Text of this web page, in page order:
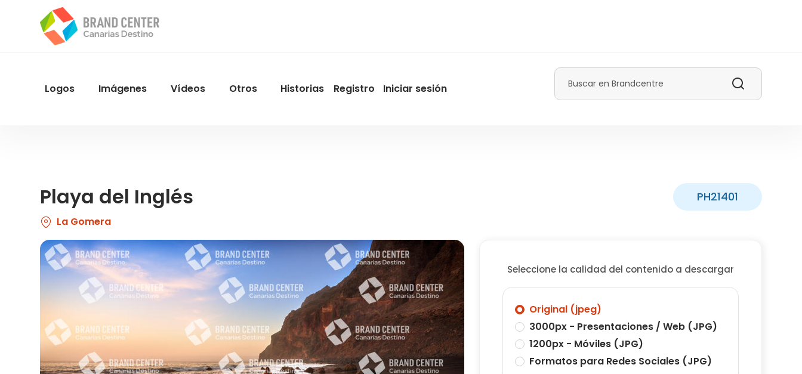
contenido
Menu
Logos Imágenes Vídeos Otros Historias
User
Registro Iniciar sesión
Buscar
Playa del Inglés PH21401
La Gomera
Seleccione la calidad del contenido a descargar
Original (jpeg)
3000px - Presentaciones / Web (JPG)
1200px - Móviles (JPG)
Formatos para Redes Sociales (JPG)